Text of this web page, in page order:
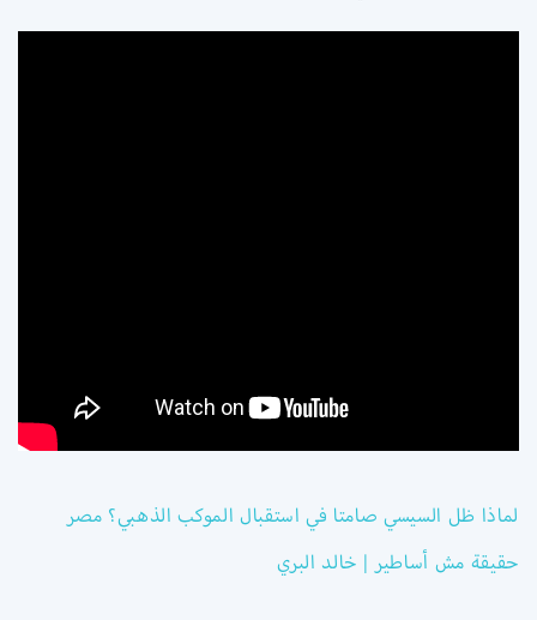
لماذا ظل السيسي صامتا في استقبال الموكب الذهبي؟ مصر
حقيقة مش أساطير | خالد البري